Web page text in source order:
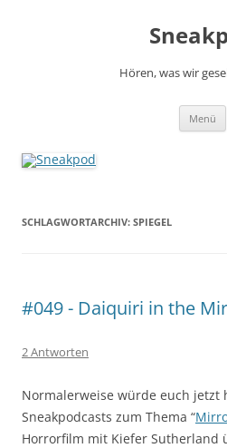
Hören, was wir
Menü
SCHLAGWORTARCHIV: SPIEGEL
#049 - Daiquiri in the
2 Antworten
Normalerweise würde euch jetzt
Sneakpodcasts zum Thema “
Horrorfilm mit Kiefer Sutherland